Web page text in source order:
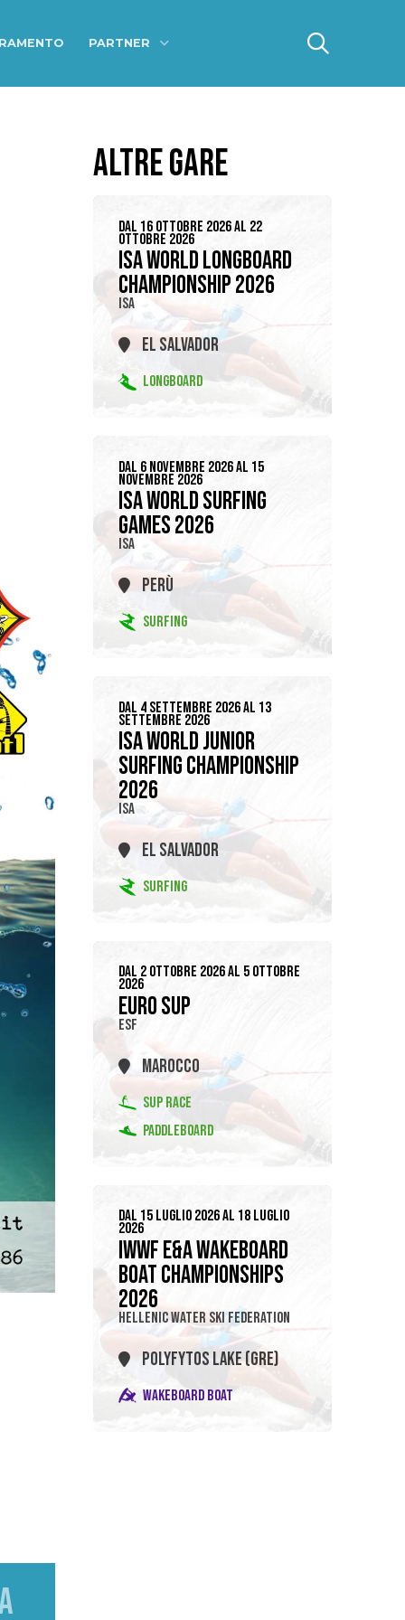
PARTNER
ALTRE GARE
DAL 16 OTTOBRE 2026 AL 22
OTTOBRE 2026
ISA WORLD LONGBOARD
CHAMPIONSHIP 2026
ISA
EL SALVADOR
LONGBOARD
DAL 6 NOVEMBRE 2026 AL 15
NOVEMBRE 2026
ISA WORLD SURFING
GAMES 2026
ISA
PERÙ
SURFING
DAL 4 SETTEMBRE 2026 AL 13
SETTEMBRE 2026
ISA WORLD JUNIOR
SURFING CHAMPIONSHIP
2026
ISA
EL SALVADOR
SURFING
DAL 2 OTTOBRE 2026 AL 5 OTTOBRE
2026
EURO SUP
ESF
MAROCCO
SUP RACE
PADDLEBOARD
DAL 15 LUGLIO 2026 AL 18 LUGLIO
2026
IWWF E&A WAKEBOARD
BOAT CHAMPIONSHIPS
2026
HELLENIC WATER SKI FEDERATION
POLYFYTOS LAKE (GRE)
WAKEBOARD BOAT